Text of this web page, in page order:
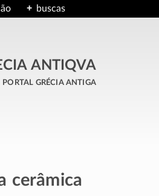
buscas
ANTIQVA
portal grécia antiga
cerâmica